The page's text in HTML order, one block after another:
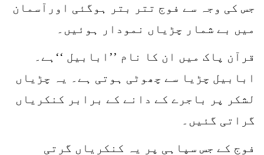
جس کی وجہ سے فوج تتر بتر ہوگئی اورآسمان
میں بے شمار چڑیاں نمودار ہوئیں۔
قرآن پاک میں ان کا نام ’’ابابیل ‘‘ہے۔
ابابیل چڑیا سے چھوٹی ہوتی ہے۔ یہ چڑیاں
لشکر پر باجرے کے دانے کے برابر کنکریاں
گراتی گئیں۔
فوج کے جس سپاہی پر یہ کنکریاں گرتی